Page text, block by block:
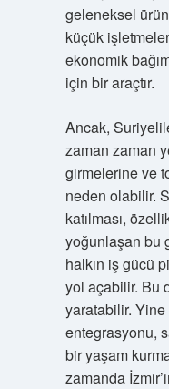
geleneksel
küçük
ekonomik
için bir araçtır.
Ancak,
zaman zaman
girmelerine ve
neden olabilir.
katılması,
yoğunlaşan bu
halkın iş gücü
yol açabilir. Bu
yaratabilir.
entegrasyonu,
bir yaşam
zamanda